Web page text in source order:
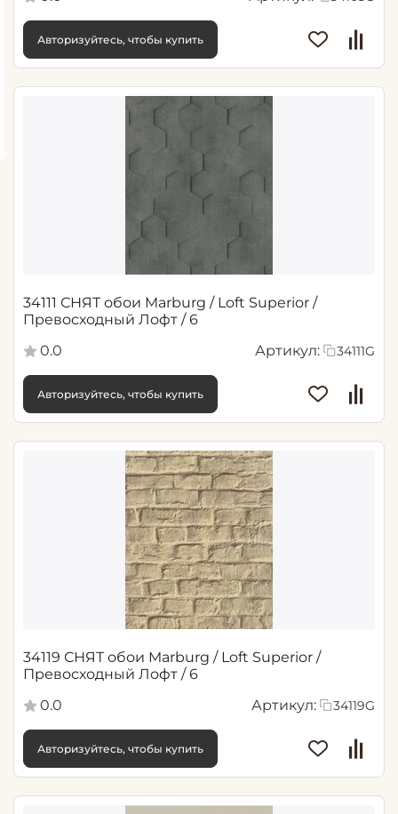
Авторизуйтесь, чтобы купить
34111 СНЯТ обои Marburg / Loft Superior /
Превосходный Лофт / 6
0.0
Артикул: 34111G
Авторизуйтесь, чтобы купить
34119 СНЯТ обои Marburg / Loft Superior /
Превосходный Лофт / 6
0.0
Артикул: 34119G
Авторизуйтесь, чтобы купить